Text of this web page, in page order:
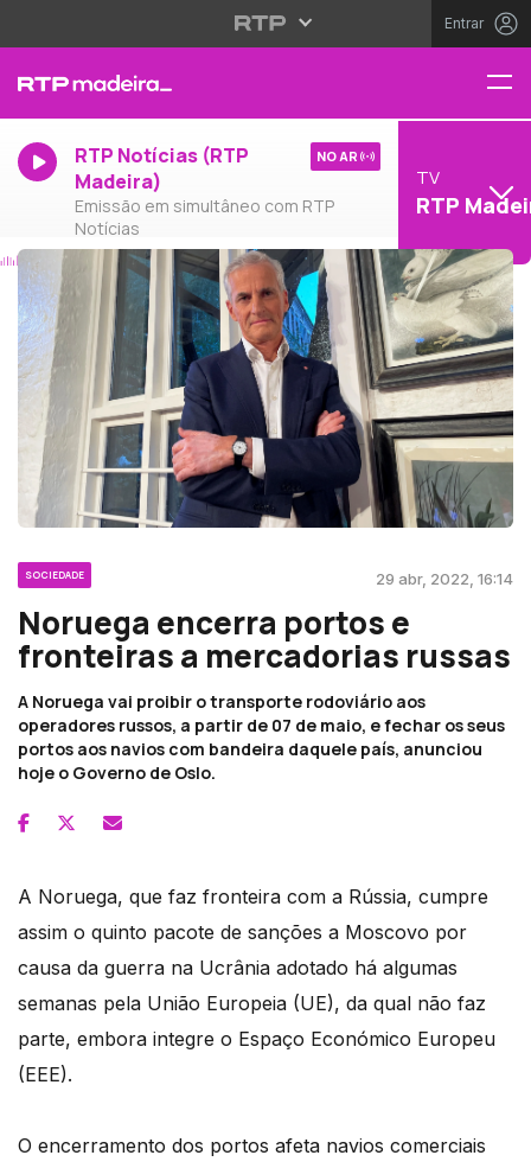
Entrar
RTP Notícias (RTP
Madeira)
Emissão em simultâneo com RTP
Notícias
NO AR
TV
RTP
SOCIEDADE 29 abr, 2022, 16:14
Noruega encerra portos e
fronteiras a mercadorias russas
A Noruega vai proibir o transporte rodoviário aos
operadores russos, a partir de 07 de maio, e fechar os seus
portos aos navios com bandeira daquele país, anunciou
hoje o Governo de Oslo.
A Noruega, que faz fronteira com a Rússia, cumpre
assim o quinto pacote de sanções a Moscovo por
causa da guerra na Ucrânia adotado há algumas
semanas pela União Europeia (UE), da qual não faz
parte, embora integre o Espaço Económico Europeu
(EEE).
O encerramento dos portos afeta navios comerciais